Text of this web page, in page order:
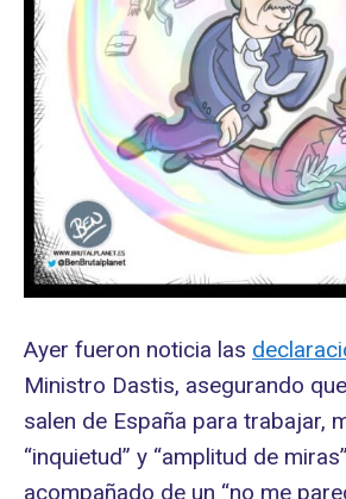
Ayer fueron noticia las
Ministro Dastis, asegurando
salen de España para trabajar,
“inquietud” y “amplitud de
acompañado de un “no me